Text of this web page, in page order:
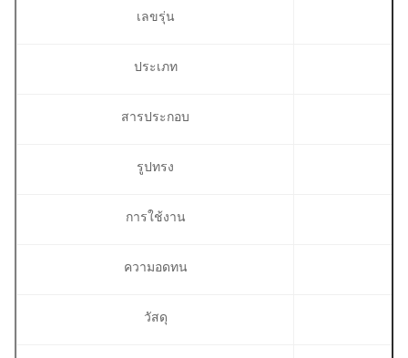
เลขรุ่น
ประเภท
สารประกอบ
รูปทรง
การใช้งาน
ความอดทน
วัสดุ